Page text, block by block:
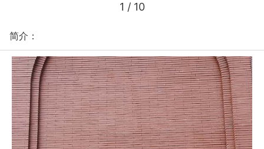
1 / 10
简介：